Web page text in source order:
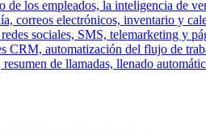
de los empleados, la inteligencia de
correos electrónicos, inventario y
sociales, SMS, telemarketing y
CRM, automatización del flujo de
de llamadas, llenado